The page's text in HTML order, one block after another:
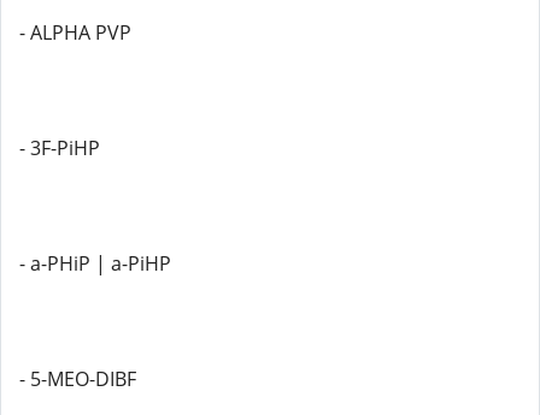
- ALPHA PVP
- 3F-PiHP
- a-PHiP | a-PiHP
- 5-MEO-DIBF